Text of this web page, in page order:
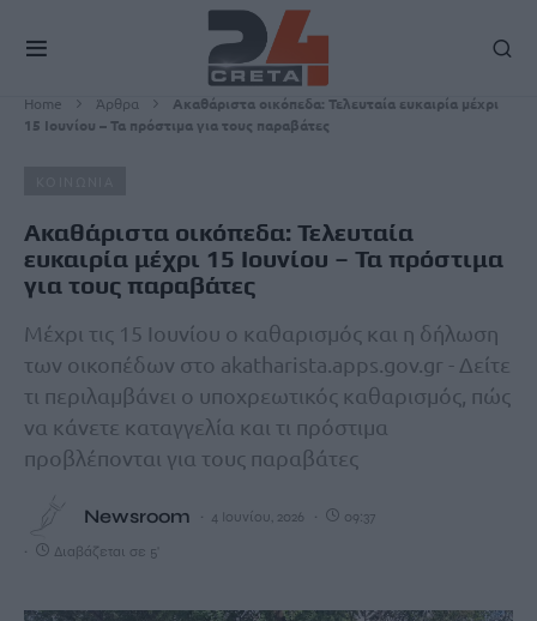
Home Άρθρα
Ακαθάριστα οικόπεδα: Τελευταία ευκαιρία μέχρι
15 Ιουνίου – Τα πρόστιμα για τους παραβάτες
Ακαθάριστα οικόπεδα: Τελευταία
ευκαιρία μέχρι 15 Ιουνίου – Τα πρόστιμα
για τους παραβάτες
Μέχρι τις 15 Ιουνίου ο καθαρισμός και η δήλωση
των οικοπέδων στο akatharista.apps.gov.gr - Δείτε
τι περιλαμβάνει ο υποχρεωτικός καθαρισμός, πώς
να κάνετε καταγγελία και τι πρόστιμα
προβλέπονται για τους παραβάτες
Newsroom 4 Ιουνίου, 2026 09:37
Διαβάζεται σε 5'